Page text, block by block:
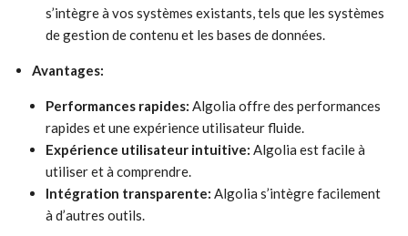
s’intègre à vos systèmes existants, tels que les systèmes
de gestion de contenu et les bases de données.
Avantages:
Performances rapides: Algolia offre des performances
rapides et une expérience utilisateur fluide.
Expérience utilisateur intuitive: Algolia est facile à
utiliser et à comprendre.
Intégration transparente: Algolia s’intègre facilement
à d’autres outils.